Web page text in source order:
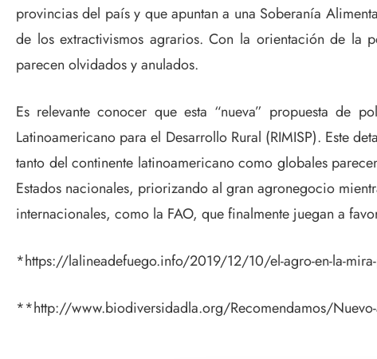
provincias del país y que apuntan a una Soberanía
de los extractivismos agrarios. Con la orientación de la
parecen olvidados y anulados.
Es relevante conocer que esta “nueva” propuesta de
Latinoamericano para el Desarrollo Rural (RIMISP). Este
tanto del continente latinoamericano como globales
Estados nacionales, priorizando al gran agronegocio
internacionales, como la FAO, que finalmente juegan a
*https://lalineadefuego.info/2019/12/10/el-agro-en-la-
**http://www.biodiversidadla.org/Recomendamos/Nuevo-